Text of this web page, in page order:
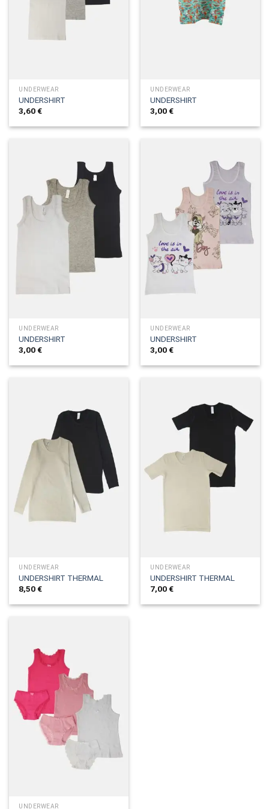
UNDERWEAR
UNDERSHIRT
3,60€
UNDERWEAR
UNDERSHIRT
3,00€
UNDERWEAR
UNDERSHIRT
3,00€
UNDERWEAR
UNDERSHIRT
3,00€
UNDERWEAR
UNDERSHIRT THERMAL
8,50€
UNDERWEAR
UNDERSHIRT THERMAL
7,00€
UNDERWEAR